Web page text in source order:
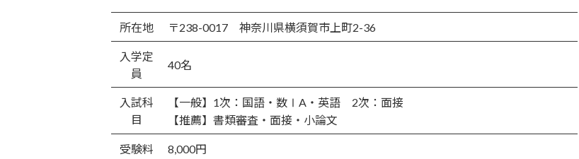
新
所在地 〒238-0017 神奈川県横須賀市上町2-36
入学定
員
40名
入試科
目
【一般】1次：国語・数ⅠA・英語 2次：面接
【推薦】書類審査・面接・小論文
受験料 8,000円